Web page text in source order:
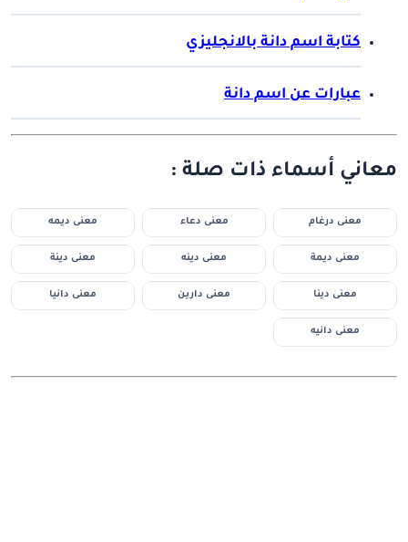
كتابة اسم دانة بالانجليزي
عبارات عن اسم دانة
معاني أسماء ذات صلة :
معنى درغام معنى دعاء معنى ديمه
معنى ديمة معنى دينه معنى دينة
معنى دينا معنى دارين معنى دانيا
معنى دانيه